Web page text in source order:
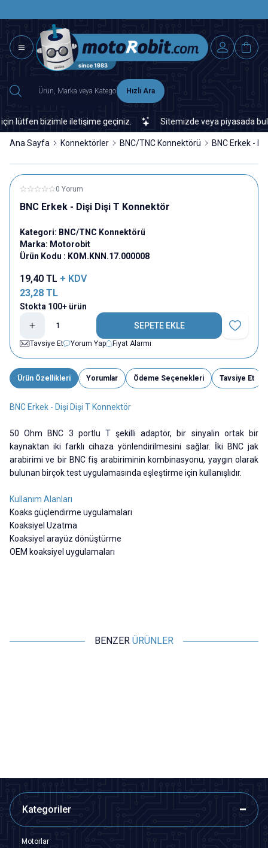
Hızlı Ara
lütfen bizimle iletişime geçiniz. Sitemizde veya piyasada
Ana Sayfa Konnektörler BNC/TNC Konnektörü BNC Erkek -
0 Yorum
BNC Erkek - Dişi Dişi T Konnektör
Kategori: BNC/TNC Konnektörü
Marka: Motorobit
Ürün Kodu : KOM.KNN.17.000008
19,40 TL + KDV
23,28 TL
Stokta 100+ ürün
SEPETE EKLE
Favoriye
Tavsiye Et
Yorum Yap Fiyat Alarmı
Ürün Özellikleri Yorumlar Ödeme Seçenekleri Tavsiye Et
BNC Erkek - Dişi Dişi T Konnektör
50 Ohm BNC 3 portlu T şekilli adaptör, bir sinyalin ortak bir
kaynaktan iki farklı cihaza yönlendirilmesini sağlar. İki BNC jak
arabirimi ve bir BNC fiş arabiriminin kombinasyonu, yaygın olarak
bulunan birçok test uygulamasında eşleştirme için kullanışlıdır.
Kullanım Alanları
Koaks güçlendirme uygulamaları
Koaksiyel Uzatma
Koaksiyel arayüz dönüştürme
OEM koaksiyel uygulamaları
BENZER ÜRÜNLER
Kategoriler
Motorlar